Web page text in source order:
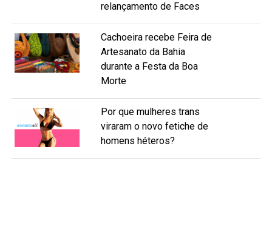
relançamento de Faces
Cachoeira recebe Feira de
Artesanato da Bahia
durante a Festa da Boa
Morte
Por que mulheres trans
viraram o novo fetiche de
homens héteros?